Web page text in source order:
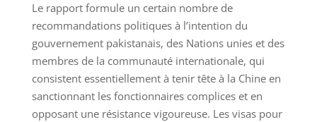
Le rapport formule un certain nombre de
recommandations politiques à l’intention du
gouvernement pakistanais, des Nations unies et des
membres de la communauté internationale, qui
consistent essentiellement à tenir tête à la Chine en
sanctionnant les fonctionnaires complices et en
opposant une résistance vigoureuse. Les visas pour